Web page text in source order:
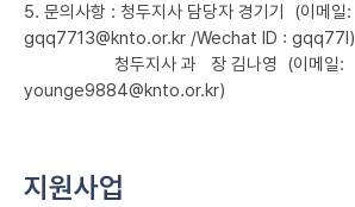
5. 문의사항 : 청두지사 담당자 경기기 (이메일:
gqq7713@knto.or.kr /Wechat ID : gqq77l)
청두지사 과 장 김나영 (이메일:
younge9884@knto.or.kr)
지원사업